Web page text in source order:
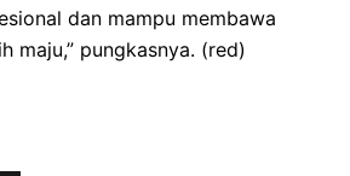
dan mampu membawa
maju,” pungkasnya. (red)